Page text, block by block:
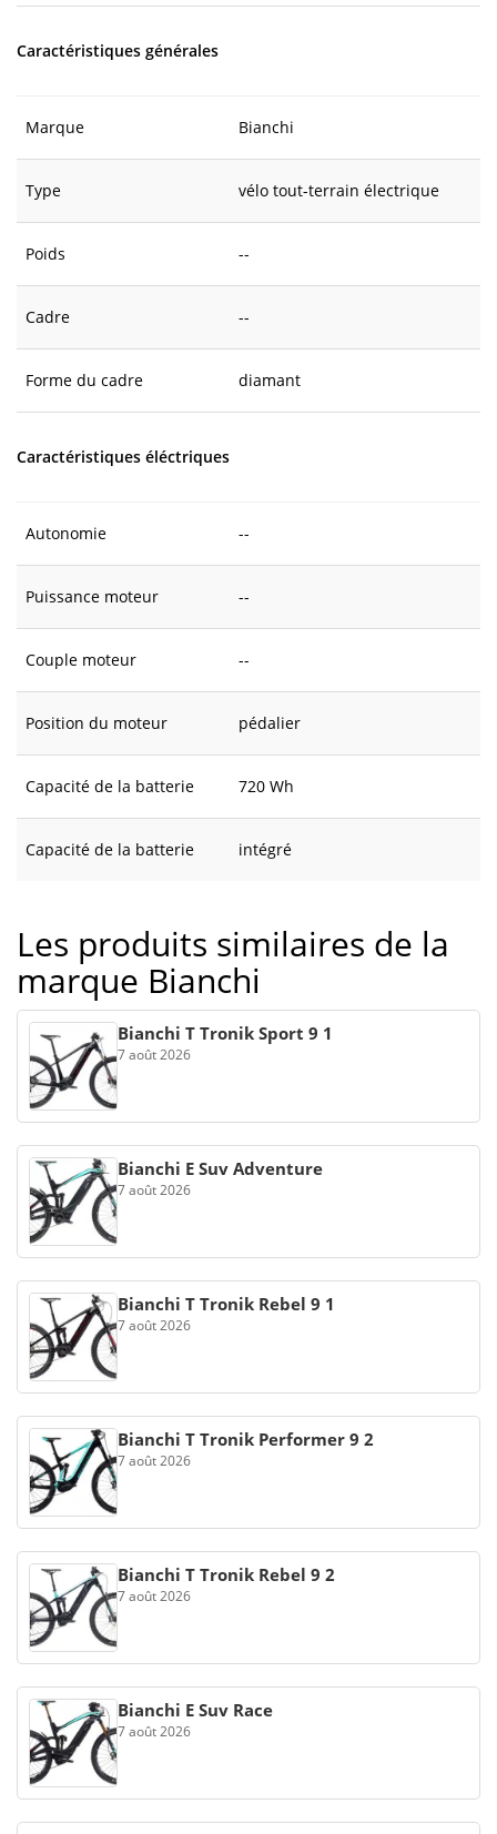
Caractéristiques générales
Marque Bianchi
Type vélo tout-terrain électrique
Poids --
Cadre --
Forme du cadre diamant
Caractéristiques éléctriques
Autonomie --
Puissance moteur --
Couple moteur --
Position du moteur pédalier
Capacité de la batterie 720 Wh
Capacité de la batterie intégré
Les produits similaires de la
marque Bianchi
Bianchi T Tronik Sport 9 1
7 août 2026
Bianchi E Suv Adventure
7 août 2026
Bianchi T Tronik Rebel 9 1
7 août 2026
Bianchi T Tronik Performer 9 2
7 août 2026
Bianchi T Tronik Rebel 9 2
7 août 2026
Bianchi E Suv Race
7 août 2026